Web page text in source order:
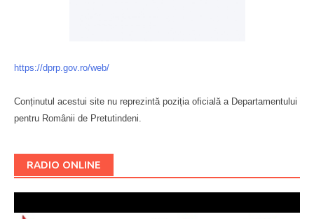
https://dprp.gov.ro/web/
Conținutul acestui site nu reprezintă poziția oficială a Departamentului
pentru Românii de Pretutindeni.
RADIO ONLINE